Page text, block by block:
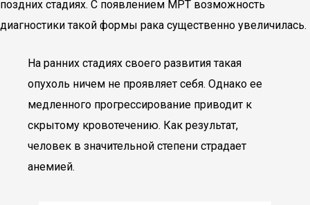
поздних стадиях. С появлением МРТ возможность
диагностики такой формы рака существенно увеличилась.
На ранних стадиях своего развития такая
опухоль ничем не проявляет себя. Однако ее
медленного прогрессирование приводит к
скрытому кровотечению. Как результат,
человек в значительной степени страдает
анемией.